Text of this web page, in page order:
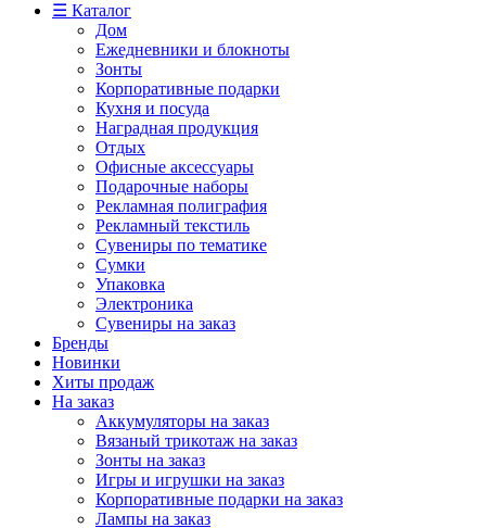
☰ Каталог
Дом
Ежедневники и блокноты
Зонты
Корпоративные подарки
Кухня и посуда
Наградная продукция
Отдых
Офисные аксессуары
Подарочные наборы
Рекламная полиграфия
Рекламный текстиль
Сувениры по тематике
Сумки
Упаковка
Электроника
Сувениры на заказ
Бренды
Новинки
Хиты продаж
На заказ
Аккумуляторы на заказ
Вязаный трикотаж на заказ
Зонты на заказ
Игры и игрушки на заказ
Корпоративные подарки на заказ
Лампы на заказ